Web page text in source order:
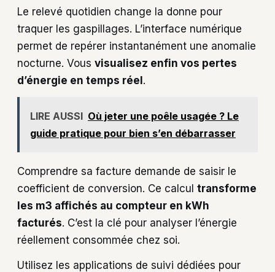
Le relevé quotidien change la donne pour
traquer les gaspillages. L’interface numérique
permet de repérer instantanément une anomalie
nocturne. Vous visualisez enfin vos pertes
d’énergie en temps réel .
LIRE AUSSI Où jeter une poêle usagée ? Le
guide pratique pour bien s’en débarrasser
Comprendre sa facture demande de saisir le
coefficient de conversion. Ce calcul transforme
les m3 affichés au compteur en kWh
facturés. C’est la clé pour analyser l’énergie
réellement consommée chez soi.
Utilisez les applications de suivi dédiées pour